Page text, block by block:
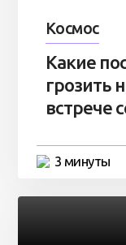
Космос
Какие
грозить
встрече
3 минуты